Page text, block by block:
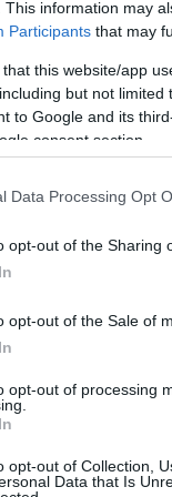
This information may
Participants that may
that this website/app
but not
to Google and its
consent section.
Data Processing Opt
opt-out of the Sharing
opt-out of the Sale of
opt-out of processing
opt-out of Collection,
Data that Is